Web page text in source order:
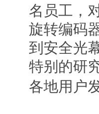
名员工，
旋转编码
到安全光
特别的研
各地用户